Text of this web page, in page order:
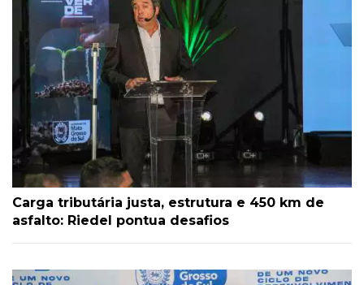
Carga tributária justa, estrutura e 450 km de
asfalto: Riedel pontua desafios